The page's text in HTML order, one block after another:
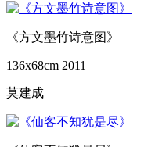
《方文墨竹诗意图》
136x68cm 2011
莫建成